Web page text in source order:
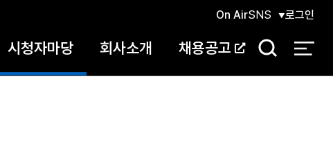
시청자마당 회사소개 채용공고
On AirSNS 로그인
검